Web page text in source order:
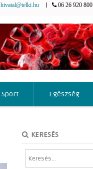
hivatal@telki.hu 06 26 920 800
Sport Egészség
KERESÉS